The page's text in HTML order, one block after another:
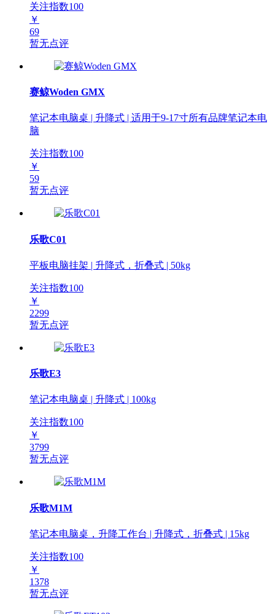
关注指数100
￥
69
暂无点评
赛鲸Woden GMX
笔记本电脑桌 | 升降式 | 适用于9-17寸所有品牌笔记本电
脑
关注指数100
￥
59
暂无点评
乐歌C01
平板电脑挂架 | 升降式，折叠式 | 50kg
关注指数100
￥
2299
暂无点评
乐歌E3
笔记本电脑桌 | 升降式 | 100kg
关注指数100
￥
3799
暂无点评
乐歌M1M
笔记本电脑桌，升降工作台 | 升降式，折叠式 | 15kg
关注指数100
￥
1378
暂无点评